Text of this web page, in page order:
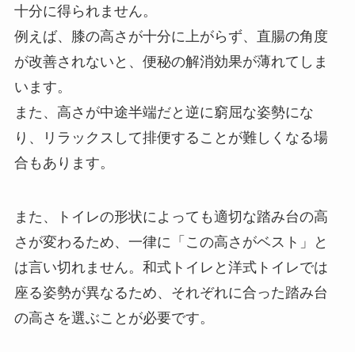
十分に得られません。
例えば、膝の高さが十分に上がらず、直腸の角度
が改善されないと、便秘の解消効果が薄れてしま
います。
また、高さが中途半端だと逆に窮屈な姿勢にな
り、リラックスして排便することが難しくなる場
合もあります。
また、トイレの形状によっても適切な踏み台の高
さが変わるため、一律に「この高さがベスト」と
は言い切れません。和式トイレと洋式トイレでは
座る姿勢が異なるため、それぞれに合った踏み台
の高さを選ぶことが必要です。